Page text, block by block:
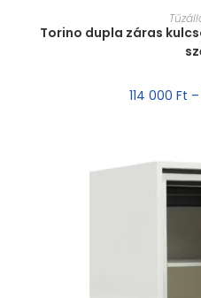
MÉRET
Torino dupla záras
114 000 Ft –